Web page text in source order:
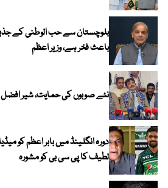
بلوچستان سے حب الوطنی کے
باعث فخر ہے، وزیر اعظم
نئے صوبوں کی حمایت، شیر
دورہ انگلینڈ میں بابر اعظم کو
لطیف کا پی سی بی کو مشورہ